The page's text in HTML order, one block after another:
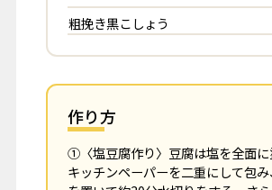
粗挽き黒こしょう
作り方
①〈塩豆腐作り〉豆腐は塩を全面に
キッチンペーパーを二重にして包